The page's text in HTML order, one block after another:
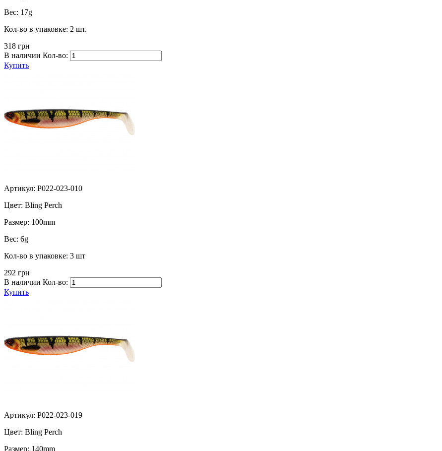
Вес: 17g
Кол-во в упаковке: 2 шт.
318 грн
В наличии Кол-во:
Купить
Артикул: P022-023-010
Цвет: Bling Perch
Размер: 100mm
Вес: 6g
Кол-во в упаковке: 3 шт
292 грн
В наличии Кол-во:
Купить
Артикул: P022-023-019
Цвет: Bling Perch
Размер: 140mm